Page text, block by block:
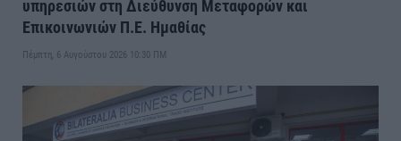
υπηρεσιών στη Διεύθυνση Μεταφορών και
Επικοινωνιών Π.Ε. Ημαθίας
Πέμπτη, 6 Αυγούστου 2026 10:30 ΠΜ